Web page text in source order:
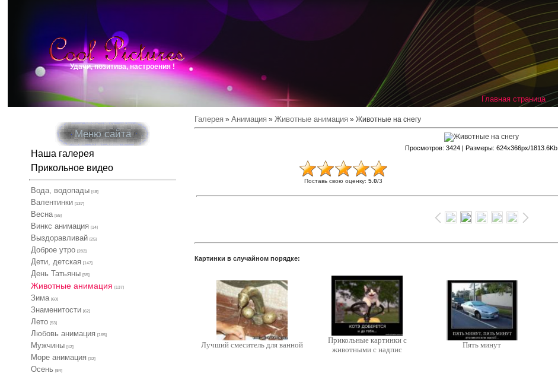
Удачи, позитива, настроения !
Главная страница
Меню сайта
Наша галерея
Прикольное видео
Вода, водопады [48]
Валентинки [137]
Весна [55]
Винкс анимация [14]
Выздоравливай [25]
Доброе утро [282]
Дети, детская [147]
День Татьяны [55]
Животные анимация [137]
Зима [60]
Знаменитости [62]
Лето [53]
Любовь анимация [165]
Мужчины [42]
Море анимация [32]
Осень [84]
Галерея »Анимация »Животные анимация » Животные на снегу
Просмотров: 3424 |Размеры: 624x366px/1813.6Kb
Поставь свою оценку:5.0/3
Картинки в случайном порядке:
Лучший смеситель для ванной
Прикольные картинки с
животными с надпис
Пять минут